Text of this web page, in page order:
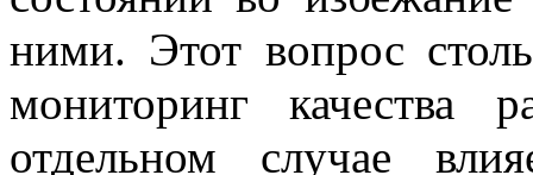
ними. Этот вопрос
мониторинг качества
отдельном случае